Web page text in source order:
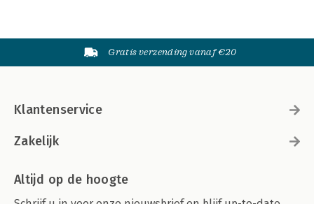
Gratis verzending vanaf €20
Klantenservice
Zakelijk
Altijd op de hoogte